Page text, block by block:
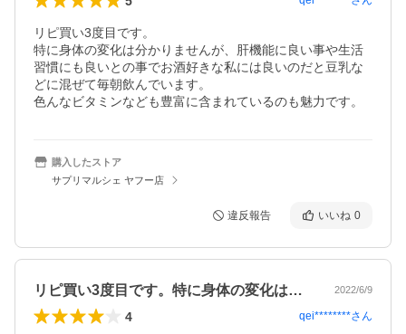
リピ買い3度目です。
特に身体の変化は分かりませんが、肝機能に良い事や生活
習慣にも良いとの事でお酒好きな私には良いのだと豆乳な
どに混ぜて毎朝飲んでいます。
色んなビタミンなども豊富に含まれているのも魅力です。
購入したストア
サプリマルシェ ヤフー店
違反報告 いいね 0
リピ買い3度目です。特に身体の変化は分… 2022/6/9
4 qei********さん